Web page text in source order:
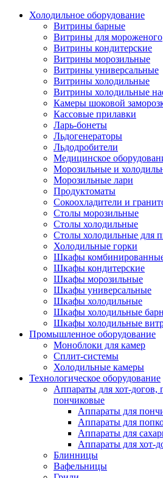
Холодильное оборудование
Витрины барные
Витрины для мороженого
Витрины кондитерские
Витрины морозильные
Витрины универсальные
Витрины холодильные
Витрины холодильные
Камеры шоковой
Кассовые прилавки
Ларь-бонеты
Льдогенераторы
Льдодробители
Медицинское
Морозильные и
Морозильные лари
Продуктоматы
Сокоохладители и
Столы морозильные
Столы холодильные
Столы холодильные для
Холодильные горки
Шкафы
Шкафы кондитерские
Шкафы морозильные
Шкафы универсальные
Шкафы холодильные
Шкафы холодильные
Шкафы холодильные
Промышленное оборудование
Моноблоки для камер
Сплит-системы
Холодильные камеры
Технологическое оборудование
Аппараты для хот-догов,
пончиковые
Аппараты для
Аппараты для
Аппараты для
Аппараты для хот-
Блинницы
Вафельницы